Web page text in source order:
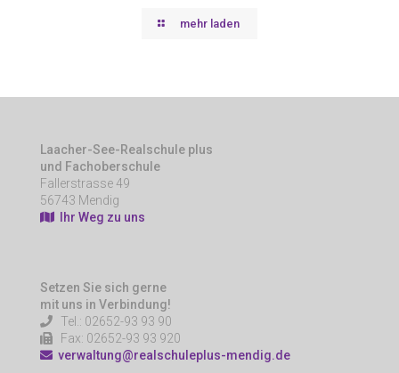
mehr laden
Laacher-See-Realschule plus
und Fachoberschule
Fallerstrasse 49
56743 Mendig
Ihr Weg zu uns
Setzen Sie sich gerne
mit uns in Verbindung!
Tel.: 02652-93 93 90
Fax: 02652-93 93 920
verwaltung@realschuleplus-mendig.de